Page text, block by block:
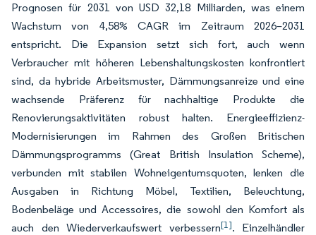
Prognosen für 2031 von USD 32,18 Milliarden, was einem
Wachstum von 4,58% CAGR im Zeitraum 2026–2031
entspricht. Die Expansion setzt sich fort, auch wenn
Verbraucher mit höheren Lebenshaltungskosten konfrontiert
sind, da hybride Arbeitsmuster, Dämmungsanreize und eine
wachsende Präferenz für nachhaltige Produkte die
Renovierungsaktivitäten robust halten. Energieeffizienz-
Modernisierungen im Rahmen des Großen Britischen
Dämmungsprogramms (Great British Insulation Scheme),
verbunden mit stabilen Wohneigentumsquoten, lenken die
Ausgaben in Richtung Möbel, Textilien, Beleuchtung,
Bodenbeläge und Accessoires, die sowohl den Komfort als
auch den Wiederverkaufswert verbessern[1]. Einzelhändler